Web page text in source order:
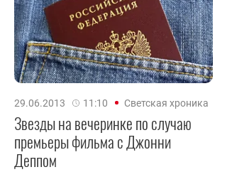
29.06.2013 11:10 Светская хроника
Звезды на вечеринке по случаю
премьеры фильма с Джонни
Деппом